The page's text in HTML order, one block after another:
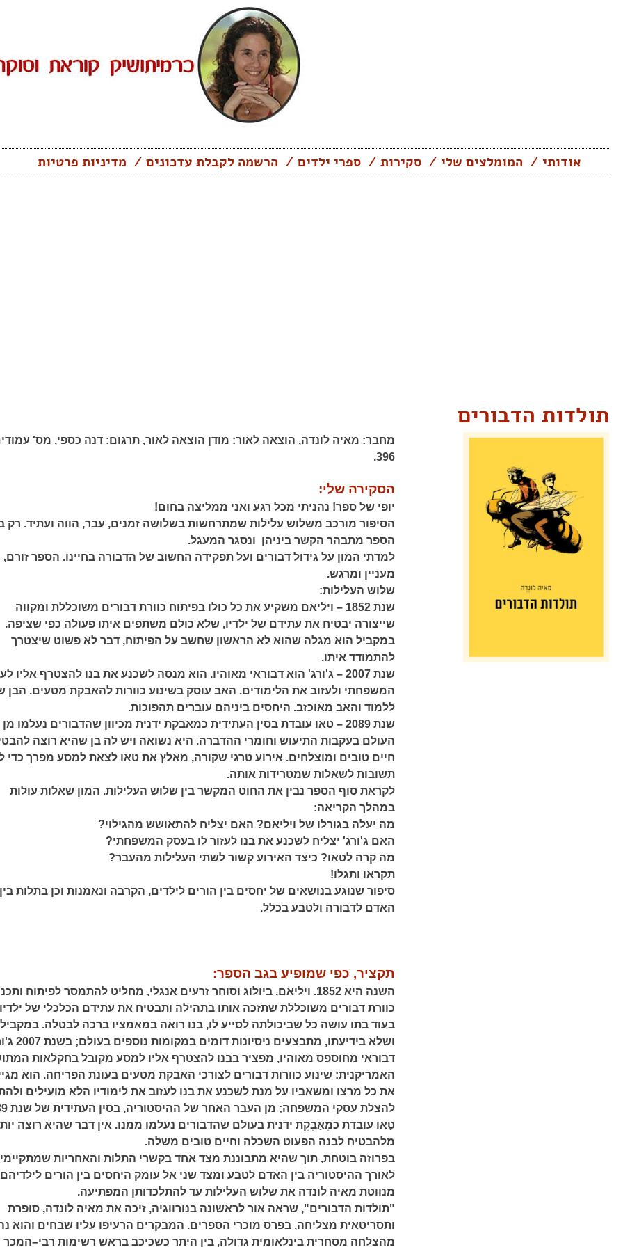
אודותי המומלצים שלי סקירות ספרי ילדים הרשמה לקבלת עדכונים מדיניות פרטיות
תולדות הדבורים
מחבר: מאיה לונדה, הוצאה לאור: מודן הוצאה לאור, תרגום: דנה כספי, מס'
396.
הסקירה שלי:
יופי של ספר! נהניתי מכל רגע ואני ממליצה בחום!
הסיפור מורכב משלוש עלילות שמתרחשות בשלושה זמנים, עבר, הווה ועתיד. רק
הספר מתבהר הקשר ביניהן ונסגר המעגל.
למדתי המון על גידול דבורים ועל תפקידה החשוב של הדבורה בחיינו. הספר זורם,
מעניין ומרגש.
שלוש העלילות:
שנת 1852 – ויליאם משקיע את כל כולו בפיתוח כוורת דבורים משוכללת ומקווה
שייצורה יבטיח את עתידם של ילדיו, שלא כולם משתפים איתו פעולה כפי שציפה.
במקביל הוא מגלה שהוא לא הראשון שחשב על הפיתוח, דבר לא פשוט שיצטרך
להתמודד איתו.
שנת 2007 – ג'ורג' הוא דבוראי מאוהיו. הוא מנסה לשכנע את בנו להצטרף אליו
המשפחתי ולעזוב את הלימודים. האב עוסק בשינוע כוורות להאבקת מטעים. הבן
ללמוד והאב מאוכזב. היחסים ביניהם עוברים תהפוכות.
שנת 2089 – טאו עובדת בסין העתידית כמאבקת ידנית מכיוון שהדבורים נעלמו מן
העולם בעקבות התיעוש וחומרי ההדברה. היא נשואה ויש לה בן שהיא רוצה
חיים טובים ומוצלחים. אירוע טרגי שקורה, מאלץ את טאו לצאת למסע מפרך כדי
תשובות לשאלות שמטרידות אותה.
לקראת סוף הספר נבין את החוט המקשר בין שלוש העלילות. המון שאלות עולות
במהלך הקריאה:
מה יעלה בגורלו של ויליאם? האם יצליח להתאושש מהגילוי?
האם ג'ורג' יצליח לשכנע את בנו לעזור לו בעסק המשפחתי?
מה קרה לטאו? כיצד האירוע קשור לשתי העלילות מהעבר?
תקראו ותגלו!
סיפור שנוגע בנושאים של יחסים בין הורים לילדים, הקרבה ונאמנות וכן בתלות בין
האדם לדבורה ולטבע בכלל.
תקציר, כפי שמופיע בגב הספר:
השנה היא 1852. ויליאם, ביולוג וסוחר זרעים אנגלי, מחליט להתמסר לפיתוח
כוורת דבורים משוכללת שתזכה אותו בתהילה ותבטיח את עתידם הכלכלי של
בעוד בתו עושה כל שביכולתה לסייע לו, בנו רואה במאמציו ברכה לבטלה. במקביל
ושלא בידיעתו, מתבצעים
דבוראי מחוספס מאוהיו, מפציר בבנו להצטרף אליו למסע מקובל בחקלאות
האמריקנית: שינוע כוורות דבורים לצורכי האבקת מטעים בעונת הפריחה. הוא
את כל מרצו ומשאביו על מנת לשכנע את בנו לעזוב את לימודיו הלא מועילים
טַאוּ עובדת כמְאַבֶּקֶת ידנית בעולם שהדבורים נעלמו ממנו. אין דבר שהיא רוצה
מלהבטיח לבנה הפעוט השכלה וחיים טובים משלה.
בפרוזה בוטחת, תוך שהיא מתבוננת מצד אחד בקשרי התלות והאחריות
לאורך ההיסטוריה בין האדם לטבע ומצד שני אל עומק היחסים בין הורים
מנווטת מאיה לונדה את שלוש העלילות עד להתלכדותן המפתיעה.
"תולדות הדבורים", שראה אור לראשונה בנורווגיה, זיכה את מאיה לונדה, סופרת
ותסריטאית מצליחה, בפרס מוכרי הספרים. המבקרים הרעיפו עליו שבחים והוא
מהצלחה מסחרית בינלאומית גדולה, בין היתר כשכיכב בראש רשימות רבי–המכר